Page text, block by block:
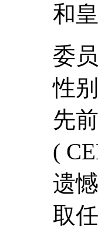
和
委
性
先
(
遗
取